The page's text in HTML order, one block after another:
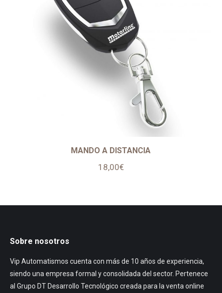
MANDO A DISTANCIA
18,00€
Sobre nosotros
Vip Automatismos cuenta con más de 10 años de experiencia,
siendo una empresa formal y consolidada del sector. Pertenece
al Grupo DT Desarrollo Tecnológico creada para la venta online